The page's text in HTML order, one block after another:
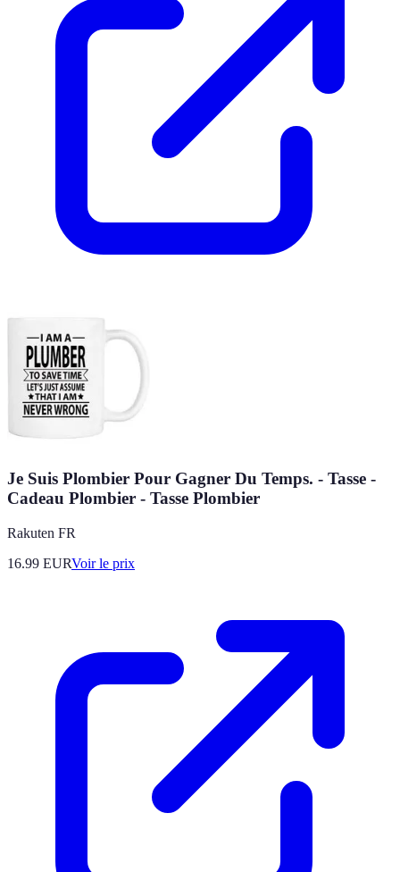
Je Suis Plombier Pour Gagner Du Temps. - Tasse -
Cadeau Plombier - Tasse Plombier
Rakuten FR
16.99 EURVoir le prix